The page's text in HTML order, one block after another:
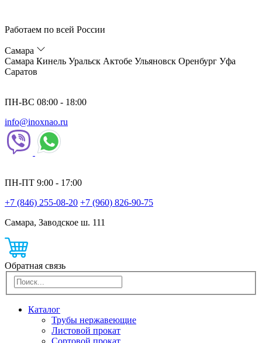
Работаем по всей России
Самара
Самара Кинель Уральск Актобе Ульяновск Оренбург Уфа
Саратов
ПН-ВС 08:00 - 18:00
info@inoxnao.ru
ПН-ПТ 9:00 - 17:00
+7 (846) 255-08-20 +7 (960) 826-90-75
Самара, Заводское ш. 111
Обратная связь
Каталог
Трубы нержавеющие
Листовой прокат
Сортовой прокат